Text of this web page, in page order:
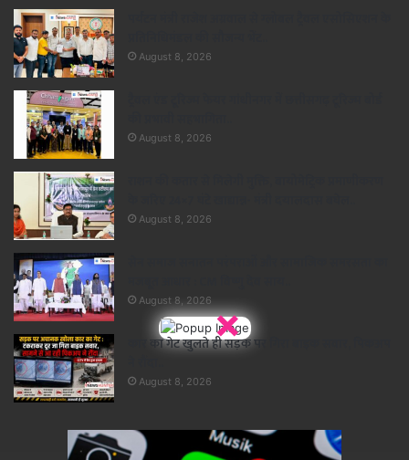
×
August 8, 2026
August 8, 2026
August 8, 2026
August 8, 2026
कार का गेट खुलते ही सड़क पर गिरा बाइक सवार, पिकअप
August 8, 2026